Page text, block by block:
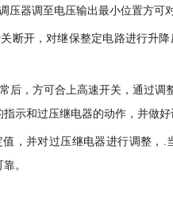
压器调至电压输出最小位置方可
断开，对继保整定电路进行升
后，方可合上高速开关，通过调
示和过压继电器的动作，并做好
，并对过压继电器进行调整，
。